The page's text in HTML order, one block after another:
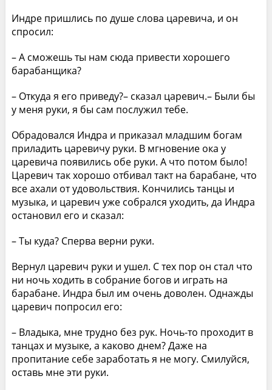
Индре пришлись по душе слова царевича, и он
спросил:
– А сможешь ты нам сюда привести хорошего
барабанщика?
– Откуда я его приведу?– сказал царевич.– Были бы
у меня руки, я бы сам послужил тебе.
Обрадовался Индра и приказал младшим богам
приладить царевичу руки. В мгновение ока у
царевича появились обе руки. А что потом было!
Царевич так хорошо отбивал такт на барабане, что
все ахали от удовольствия. Кончились танцы и
музыка, и царевич уже собрался уходить, да Индра
остановил его и сказал:
– Ты куда? Сперва верни руки.
Вернул царевич руки и ушел. С тех пор он стал что
ни ночь ходить в собрание богов и играть на
барабане. Индра был им очень доволен. Однажды
царевич попросил его:
– Владыка, мне трудно без рук. Ночь-то проходит в
танцах и музыке, а каково днем? Даже на
пропитание себе заработать я не могу. Смилуйся,
оставь мне эти руки.